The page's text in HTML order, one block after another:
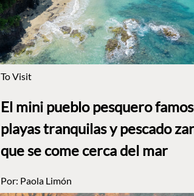
To Visit
El mini pueblo pesquero
playas tranquilas y pescado
que se come cerca del mar
Por: Paola Limón